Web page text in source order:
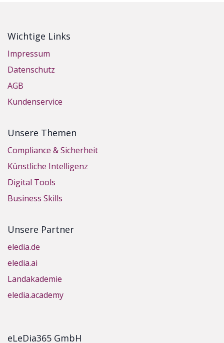
Wichtige Links
Impressum
Datenschutz
AGB
Kundenservice
Unsere Themen
Compliance & Sicherheit
Künstliche Intelligenz
Digital Tools
Business Skills
Unsere Partner
eledia.de
eledia.ai
Landakademie
eledia.academy
eLeDia365 GmbH